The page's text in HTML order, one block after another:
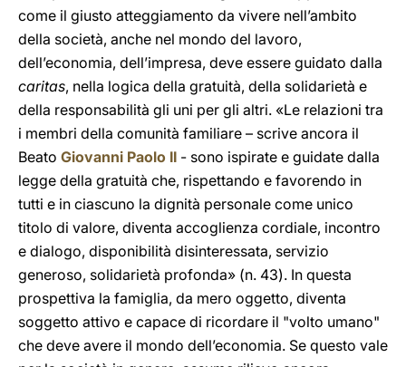
come il giusto atteggiamento da vivere nell’ambito
della società, anche nel mondo del lavoro,
dell’economia, dell’impresa, deve essere guidato dalla
caritas, nella logica della gratuità, della solidarietà e
della responsabilità gli uni per gli altri. «Le relazioni tra
i membri della comunità familiare – scrive ancora il
Beato Giovanni Paolo II - sono ispirate e guidate dalla
legge della gratuità che, rispettando e favorendo in
tutti e in ciascuno la dignità personale come unico
titolo di valore, diventa accoglienza cordiale, incontro
e dialogo, disponibilità disinteressata, servizio
generoso, solidarietà profonda» (n. 43). In questa
prospettiva la famiglia, da mero oggetto, diventa
soggetto attivo e capace di ricordare il "volto umano"
che deve avere il mondo dell’economia. Se questo vale